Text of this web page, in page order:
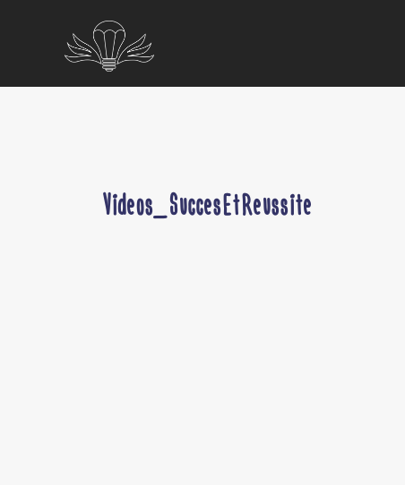
Videos_SuccesEtReussite